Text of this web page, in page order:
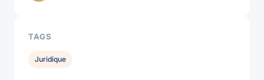
TAGS
Juridique